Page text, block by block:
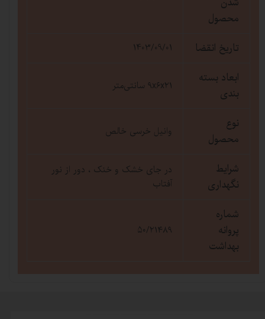
محصول
تاریخ انقضا 1403/09/01
ابعاد بسته
بندی
۹x۶x۲۱ سانتی‌متر
نوع
محصول
وانیل خرسی خالص
شرایط
نگهداری
در جای خشک و خنک ، دور از نور
آفتاب
شماره
پروانه
بهداشت
۵۰/۲۱۴۸۹